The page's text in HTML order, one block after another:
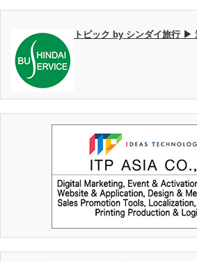
トピック by シンダイ旅行 ▶